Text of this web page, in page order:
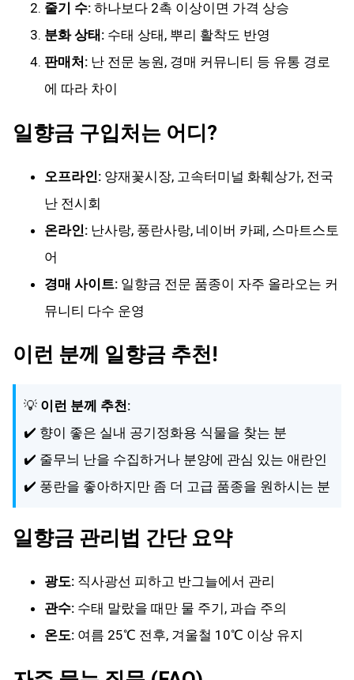
줄기 수: 하나보다 2촉 이상이면 가격 상승
분화 상태: 수태 상태, 뿌리 활착도 반영
판매처: 난 전문 농원, 경매 커뮤니티 등 유통 경로
에 따라 차이
일향금 구입처는 어디?
오프라인: 양재꽃시장, 고속터미널 화훼상가, 전국
난 전시회
온라인: 난사랑, 풍란사랑, 네이버 카페, 스마트스토
어
경매 사이트: 일향금 전문 품종이 자주 올라오는 커
뮤니티 다수 운영
이런 분께 일향금 추천!
💡 이런 분께 추천:
✔️ 향이 좋은 실내 공기정화용 식물을 찾는 분
✔️ 줄무늬 난을 수집하거나 분양에 관심 있는 애란인
✔️ 풍란을 좋아하지만 좀 더 고급 품종을 원하시는 분
일향금 관리법 간단 요약
광도: 직사광선 피하고 반그늘에서 관리
관수: 수태 말랐을 때만 물 주기, 과습 주의
온도: 여름 25℃ 전후, 겨울철 10℃ 이상 유지